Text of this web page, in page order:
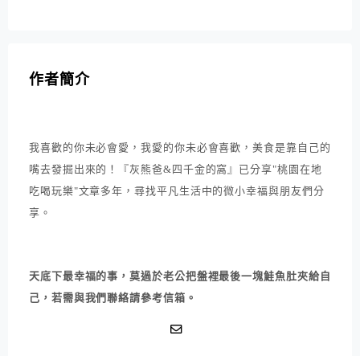
作者簡介
我喜歡的你未必會愛，我愛的你未必會喜歡，美食是靠自己的
嘴去發掘出來的！『灰熊爸&四千金的窩』已分享"桃園在地
吃喝玩樂"文章多年，尋找平凡生活中的微小幸福與朋友們分
享。
天底下最幸福的事，莫過於老公把盤裡最後一塊鮭魚肚夾給自
己，若需與我們聯絡請參考信箱。